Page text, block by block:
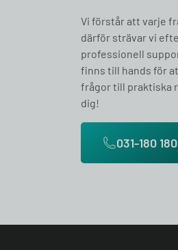
Vi förstår att varje
därför strävar vi
professionell
finns till hands för
frågor till praktiska
dig!
031-180 180